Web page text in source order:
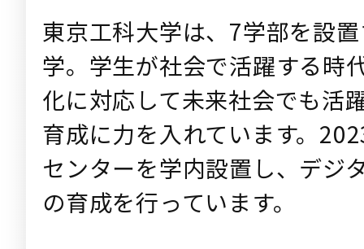
東京工科大学は、7学部を設
学。学生が社会で活躍する時
化に対応して未来社会でも活
育成に力を入れています。
センターを学内設置し、デジ
の育成を行っています。